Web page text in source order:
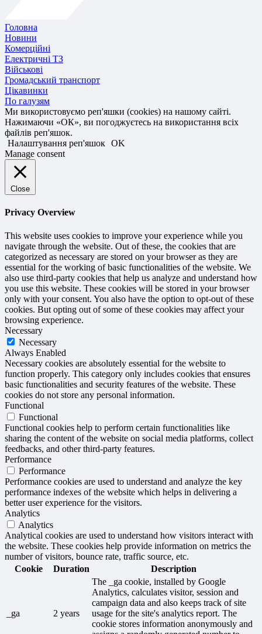
Головна
Новини
Комерційні
Електричні ТЗ
Військові
Громадський транспорт
Цікавинки
По галузям
Ми використовуємо реп'яшки (cookies) на нашому сайті.
Нажимаючи «ОК», ви погоджуєтесь на використання всіх
файлів реп'яшок.
Налаштування реп'яшок OK
Manage consent
Close
Privacy Overview
This website uses cookies to improve your experience while you
navigate through the website. Out of these, the cookies that are
categorized as necessary are stored on your browser as they are
essential for the working of basic functionalities of the website. We
also use third-party cookies that help us analyze and understand how
you use this website. These cookies will be stored in your browser
only with your consent. You also have the option to opt-out of these
cookies. But opting out of some of these cookies may affect your
browsing experience.
Necessary
Necessary
Always Enabled
Necessary cookies are absolutely essential for the website to
function properly. This category only includes cookies that ensures
basic functionalities and security features of the website. These
cookies do not store any personal information.
Functional
Functional
Functional cookies help to perform certain functionalities like
sharing the content of the website on social media platforms, collect
feedbacks, and other third-party features.
Performance
Performance
Performance cookies are used to understand and analyze the key
performance indexes of the website which helps in delivering a
better user experience for the visitors.
Analytics
Analytics
Analytical cookies are used to understand how visitors interact with
the website. These cookies help provide information on metrics the
number of visitors, bounce rate, traffic source, etc.
Cookie
Duration Description
_ga 2 years
The _ga cookie, installed by Google
Analytics, calculates visitor, session and
campaign data and also keeps track of site
usage for the site's analytics report. The
cookie stores information anonymously and